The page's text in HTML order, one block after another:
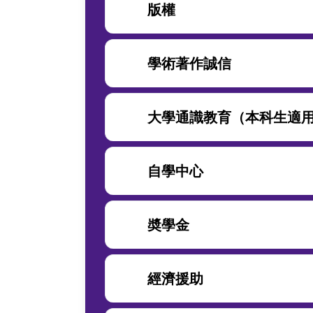
版權
學術著作誠信
大學通識教育（本科生適
自學中心
奬學金
經濟援助